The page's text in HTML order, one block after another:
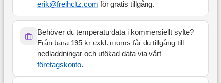
erik@freiholtz.com för gratis tillgång.
Behöver du temperaturdata i kommersiellt syfte?
Från bara 195 kr exkl. moms får du tillgång till
nedladdningar och utökad data via vårt
företagskonto.